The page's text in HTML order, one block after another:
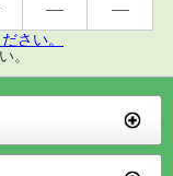
さい。
。